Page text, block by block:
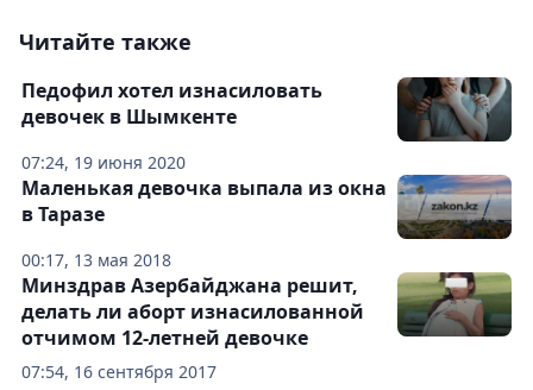
Читайте также
07:24, 19 июня 2020
Педофил хотел изнасиловать
девочек в Шымкенте
00:17, 13 мая 2018
Маленькая девочка выпала из окна
в Таразе
07:54, 16 сентября 2017
Минздрав Азербайджана решит,
делать ли аборт изнасилованной
отчимом 12-летней девочке